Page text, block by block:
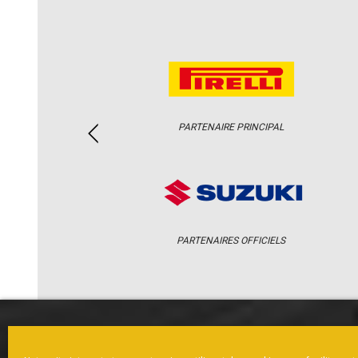
PARTENAIRE PRINCIPAL
PARTENAIRES OFFICIELS